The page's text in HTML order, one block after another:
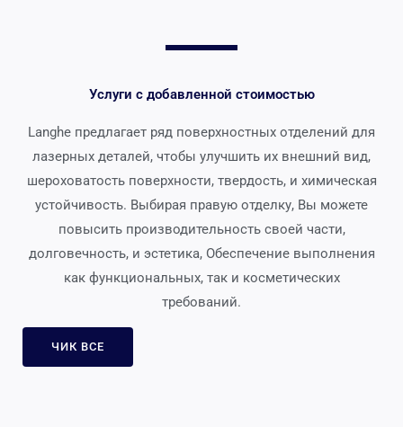
Услуги с добавленной стоимостью
Langhe предлагает ряд поверхностных отделений для
лазерных деталей, чтобы улучшить их внешний вид,
шероховатость поверхности, твердость, и химическая
устойчивость. Выбирая правую отделку, Вы можете
повысить производительность своей части,
долговечность, и эстетика, Обеспечение выполнения
как функциональных, так и косметических
требований.
ЧИК ВСЕ